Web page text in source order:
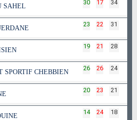
SAHEL
34
17
30
31
22
23
28
21
19
SPORTIF CHEBBIEN
24
26
26
21
23
20
18
24
14